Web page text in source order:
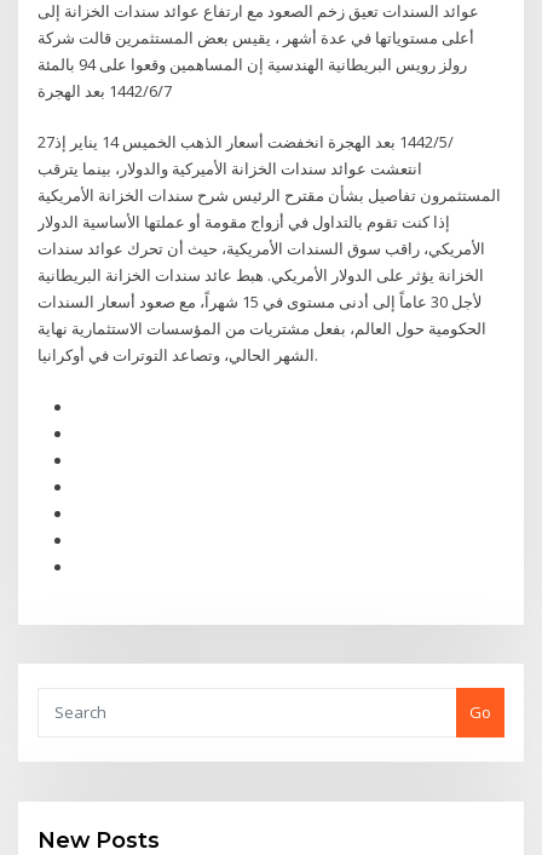
عوائد السندات تعيق زخم الصعود مع ارتفاع عوائد سندات الخزانة إلى
أعلى مستوياتها في عدة أشهر ، يقيس بعض المستثمرين قالت شركة
رولز رويس البريطانية الهندسية إن المساهمين وقعوا على 94 بالمئة
7‏‏/6‏‏/1442 بعد الهجرة
27‏‏/5‏‏/1442 بعد الهجرة انخفضت أسعار الذهب الخميس 14 يناير إذ
انتعشت عوائد سندات الخزانة الأميركية والدولار، بينما يترقب
المستثمرون تفاصيل بشأن مقترح الرئيس شرح سندات الخزانة الأمريكية
إذا كنت تقوم بالتداول في أزواج مقومة أو عملتها الأساسية الدولار
الأمريكي، راقب سوق السندات الأمريكية، حيث أن تحرك عوائد سندات
الخزانة يؤثر على الدولار الأمريكي. هبط عائد سندات الخزانة البريطانية
لأجل 30 عاماً إلى أدنى مستوى في 15 شهراً، مع صعود أسعار السندات
الحكومية حول العالم، بفعل مشتريات من المؤسسات الاستثمارية نهاية
الشهر الحالي، وتصاعد التوترات في أوكرانيا.
Go
New Posts